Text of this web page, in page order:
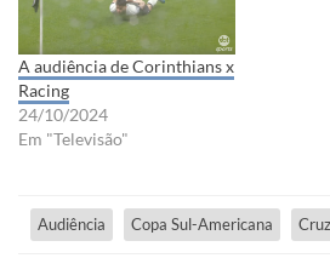
A audiência de Corinthians x
Racing
24/10/2024
Em "Televisão"
Audiência Copa Sul-Americana